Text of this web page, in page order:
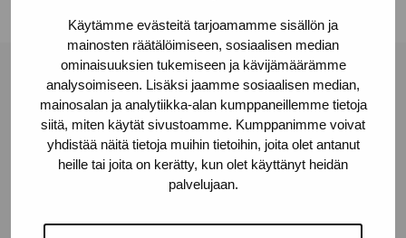
Käytämme evästeitä tarjoamamme sisällön ja
mainosten räätälöimiseen, sosiaalisen median
ominaisuuksien tukemiseen ja kävijämäärämme
analysoimiseen. Lisäksi jaamme sosiaalisen median,
mainosalan ja analytiikka-alan kumppaneillemme tietoja
siitä, miten käytät sivustoamme. Kumppanimme voivat
yhdistää näitä tietoja muihin tietoihin, joita olet antanut
heille tai joita on kerätty, kun olet käyttänyt heidän
palvelujaan.
Pro Artibus Foundation
Gustav Wasas gata 11
10600 Ekenäs
proartibus@proartibus.fi
+358 (0)50 371 6339